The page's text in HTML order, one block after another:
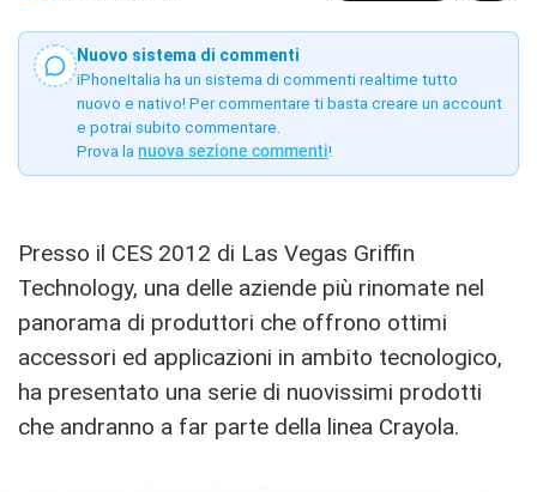
Nuovo sistema di commenti
iPhoneItalia ha un sistema di commenti realtime tutto
nuovo e nativo! Per commentare ti basta creare un account
e potrai subito commentare.
Prova la nuova sezione commenti!
Presso il CES 2012 di Las Vegas Griffin
Technology, una delle aziende più rinomate nel
panorama di produttori che offrono ottimi
accessori ed applicazioni in ambito tecnologico,
ha presentato una serie di nuovissimi prodotti
che andranno a far parte della linea Crayola.